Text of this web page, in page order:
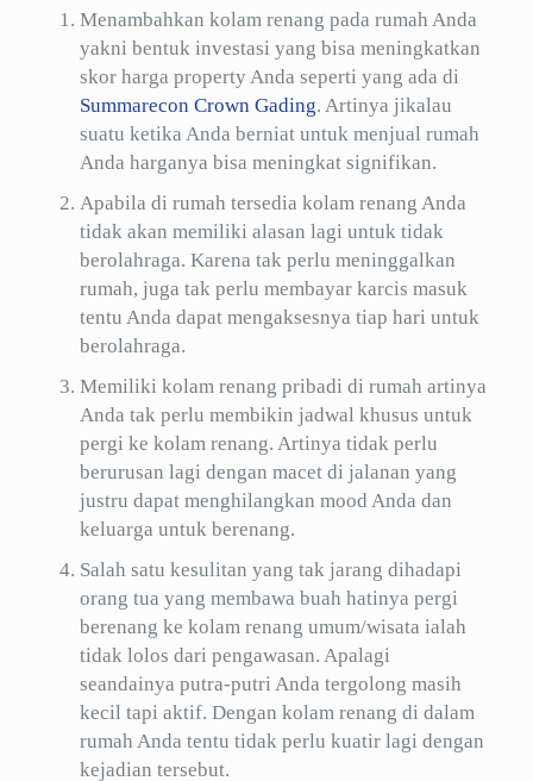
Menambahkan kolam renang pada rumah Anda
yakni bentuk investasi yang bisa meningkatkan
skor harga property Anda seperti yang ada di
Summarecon Crown Gading. Artinya jikalau
suatu ketika Anda berniat untuk menjual rumah
Anda harganya bisa meningkat signifikan.
Apabila di rumah tersedia kolam renang Anda
tidak akan memiliki alasan lagi untuk tidak
berolahraga. Karena tak perlu meninggalkan
rumah, juga tak perlu membayar karcis masuk
tentu Anda dapat mengaksesnya tiap hari untuk
berolahraga.
Memiliki kolam renang pribadi di rumah artinya
Anda tak perlu membikin jadwal khusus untuk
pergi ke kolam renang. Artinya tidak perlu
berurusan lagi dengan macet di jalanan yang
justru dapat menghilangkan mood Anda dan
keluarga untuk berenang.
Salah satu kesulitan yang tak jarang dihadapi
orang tua yang membawa buah hatinya pergi
berenang ke kolam renang umum/wisata ialah
tidak lolos dari pengawasan. Apalagi
seandainya putra-putri Anda tergolong masih
kecil tapi aktif. Dengan kolam renang di dalam
rumah Anda tentu tidak perlu kuatir lagi dengan
kejadian tersebut.